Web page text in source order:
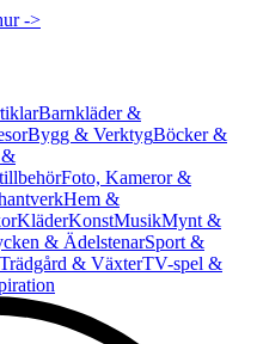
->
Barnkläder &
Bygg & VerktygBöcker &
Foto, Kameror &
Hem &
KläderKonstMusikMynt &
& ÄdelstenarSport &
Trädgård & VäxterTV-spel &